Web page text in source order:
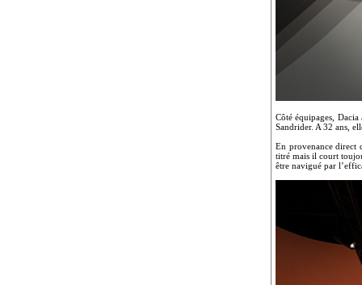
Côté équipages,
Sandrider. A 32 ans,
En provenance direct
titré mais il court
être navigué par